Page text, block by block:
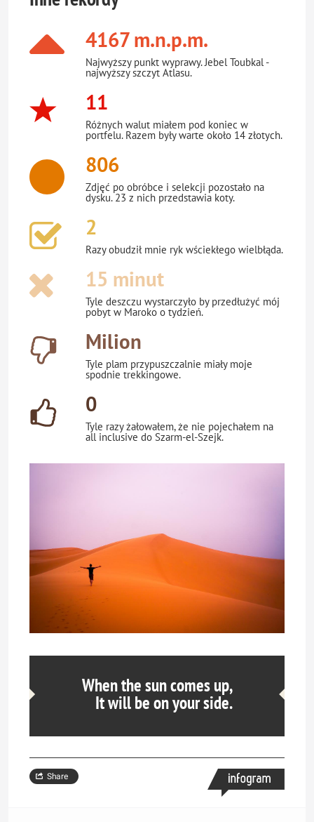
4167 m.n.p.m.
Najwyższy punkt wyprawy. Jebel Toubkal -
najwyższy szczyt Atlasu.
11
Różnych walut miałem pod koniec w
portfelu. Razem były warte około 14 złotych.
806
Zdjęć po obróbce i selekcji pozostało na
dysku. 23 z nich przedstawia koty.
2
Razy obudził mnie ryk wściekłego wielbłąda.
15 minut
Tyle deszczu wystarczyło by przedłużyć mój
pobyt w Maroko o tydzień.
Milion
Tyle plam przypuszczalnie miały moje
spodnie trekkingowe.
0
Tyle razy żałowałem, że nie pojechałem na
all inclusive do Szarm-el-Szejk.
When the sun comes up,
It will be on your side.
Share